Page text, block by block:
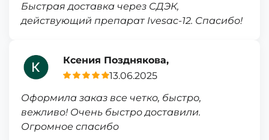
Быстрая доставка через СДЭК,
действующий препарат Ivesac-12. Спасибо!
Ксения Позднякова,
13.06.2025
Оформила заказ все четко, быстро,
вежливо! Очень быстро доставили.
Огромное спасибо